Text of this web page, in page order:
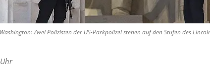
Zwei Polizisten der US-Parkpolizei stehen auf den Stufen des